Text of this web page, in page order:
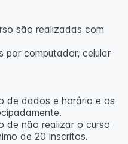
são realizadas com
por computador, celular
de dados e horário e os
de não realizar o curso
de 20 inscritos.